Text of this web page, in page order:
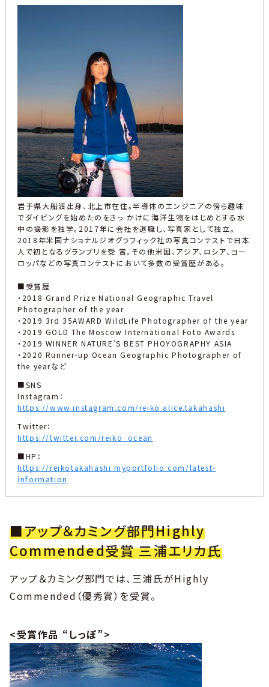
岩手県大船渡出身、北上市在住。半導体のエンジニアの傍ら趣味
でダイビングを始めたのをきっ かけに海洋生物をはじめとする水
中の撮影を独学。2017年に会社を退職し、写真家として独立。
2018年米国ナショナルジオグラフィック社の写真コンテストで日本
人で初となるグランプリを受 賞。その他米国、アジア、ロシア、ヨー
ロッパなどの写真コンテストにおいて多数の受賞歴がある。
■受賞歴
・2018 Grand Prize National Geographic Travel
Photographer of the year
・2019 3rd 35AWARD WildLife Photographer of the year
・2019 GOLD The Moscow International Foto Awards
・2019 WINNER NATURE’S BEST PHOYOGRAPHY ASIA
・2020 Runner-up Ocean Geographic Photographer of
the yearなど
■SNS
Instagram：
https://www.instagram.com/reiko.alice.takahashi
Twitter：
https://twitter.com/reiko_ocean
■HP：
https://reikotakahashi.myportfolio.com/latest-
information
■アップ＆カミング部門Highly
Commended受賞 三浦エリカ氏
アップ＆カミング部門では、三浦氏がHighly
Commended（優秀賞）を受賞。
<受賞作品 “しっぽ”>